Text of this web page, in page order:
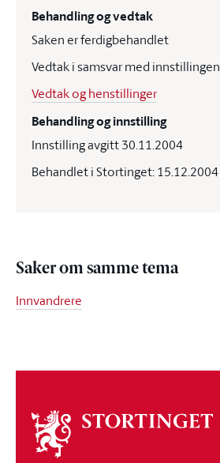
Behandling og vedtak
Saken er ferdigbehandlet
Vedtak i samsvar med innstillingen
Vedtak og henstillinger
Behandling og innstilling
Innstilling avgitt 30.11.2004
Behandlet i Stortinget: 15.12.2004
Saker om samme tema
Innvandrere
Om
stortinget